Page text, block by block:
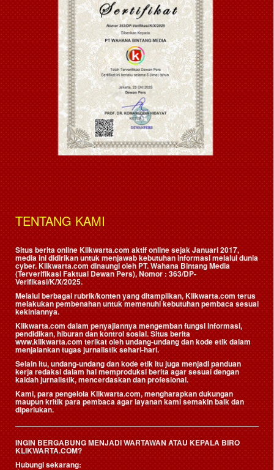
TENTANG KAMI
Situs berita online Klikwarta.com aktif online sejak Januari 2017,
media ini didirikan untuk menjawab kebutuhan informasi melalui dunia
cyber. Klikwarta.com dinaungi oleh PT. Wahana Bintang Media
(Terverifikasi Faktual Dewan Pers), Nomor : 363/DP-
Verifikasi/K/X/2025.
Melalui berbagai rubrik/konten yang ditampilkan, Klikwarta.com terus
melakukan pembenahan untuk memenuhi kebutuhan pembaca sesuai
kekiniannya.
Klikwarta.com dalam penyajiannya mengemban fungsi informasi,
pendidikan, hiburan dan kontrol sosial. Situs berita
www.klikwarta.com terikat oleh undang-undang dan kode etik dalam
menjalankan tugas jurnalistik sehari-hari.
Selain itu, undang-undang dan kode etik itu juga menjadi panduan
kerja redaksi dalam hal memproduksi berita agar sesuai dengan
kaidah jurnalistik, mencerdaskan dan profesional.
Kami, para pengelola Klikwarta.com, mengharapkan dukungan
maupun kritik para pembaca agar layanan kami semakin baik dan
diperlukan.
INGIN BERGABUNG MENJADI WARTAWAN ATAU KEPALA BIRO
KLIKWARTA.COM?
Hubungi sekarang: